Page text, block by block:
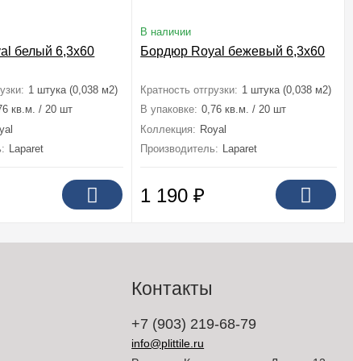
белый 6,3x60
1 штука (0,038 м2)
кв.м. / 20 шт
Laparet
В наличии
Бордюр Royal бежевый 6,3x60
Кратность отгрузки: 1 штука (0,038 м2)
В упаковке: 0,76 кв.м. / 20 шт
Коллекция: Royal
Производитель: Laparet
1 190₽
Контакты
+7 (903) 219-68-79
info@plittile.ru